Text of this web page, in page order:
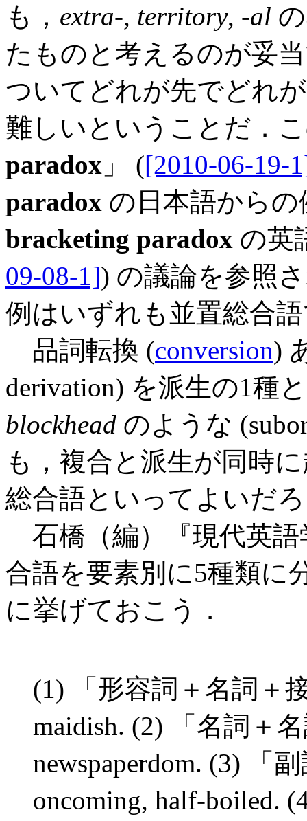
も， extra-, territory, -al
たものと考えるのが妥
ついてどれが先でどれ
難しいということだ．
paradox 」 ([2010-06-19-
paradox の日本語からの
bracketing paradox の英
09-08-1]) の議論を参照
例はいずれも並置総合
品詞転換 (conversion)
derivation) を派生の1種
blockhead のような
も，複合と派生が同時
総合語といってよいだ
石橋（編）『現代英語
合語を要素別に5種類に
に挙げておこう．
(1) 「形容詞＋名詞＋
maidish. (2) 「名詞＋
newspaperdom. (3) 「
oncoming, half-boiled.